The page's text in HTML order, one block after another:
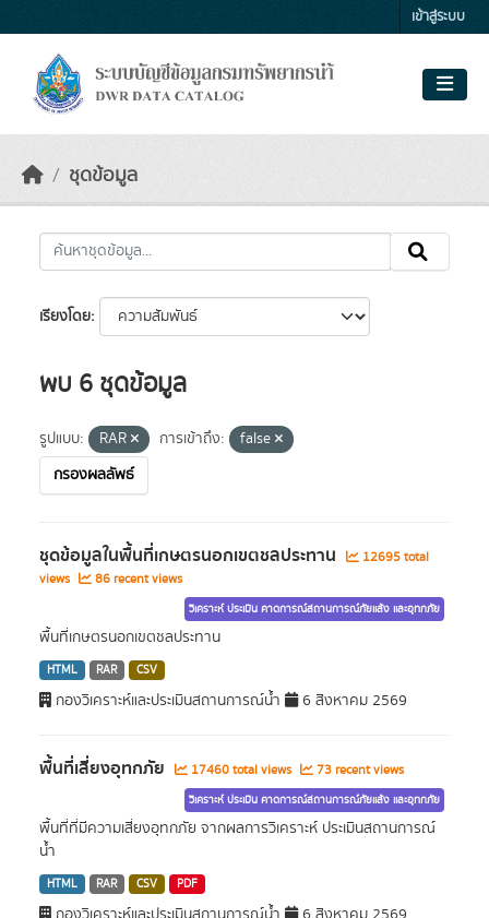
เข้าสู่ระบบ
ชุดข้อมูล
เรียงโดย
พบ 6 ชุดข้อมูล
รูปแบบ: RAR การเข้าถึง:
false
กรองผลลัพธ์
ชุดข้อมูลในพื้นที่เกษตรนอกเขตชลประทาน
12695 total
views
86 recent views
วิเคราะห์ ประเมิน คาดการณ์สถานการณ์ภัยแล้ง และอุทกภัย
พื้นที่เกษตรนอกเขตชลประทาน
HTML RAR CSV
กองวิเคราะห์และประเมินสถานการณ์น้ำ 6 สิงหาคม 2569
พื้นที่เสี่ยงอุทกภัย 17460 total views 73 recent views
วิเคราะห์ ประเมิน คาดการณ์สถานการณ์ภัยแล้ง และอุทกภัย
พื้นที่ที่มีความเสี่ยงอุทกภัย จากผลการวิเคราะห์ ประเมินสถานการณ์
น้ำ
HTML RAR CSV PDF